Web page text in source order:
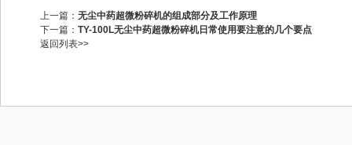
上一篇： 无尘中药超微粉碎机的组成部分及工作原理
下一篇： TY-100L无尘中药超微粉碎机日常使用要注意的几个要点
返回列表>>